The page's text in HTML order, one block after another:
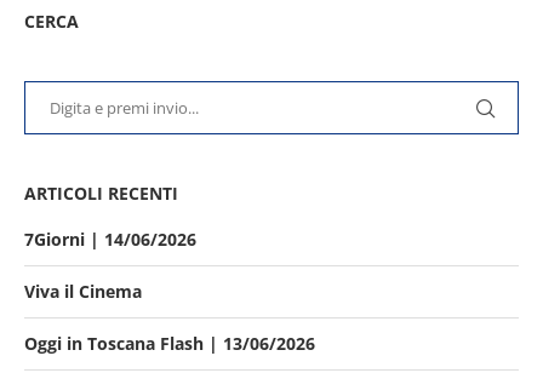
CERCA
ARTICOLI RECENTI
7Giorni | 14/06/2026
Viva il Cinema
Oggi in Toscana Flash | 13/06/2026